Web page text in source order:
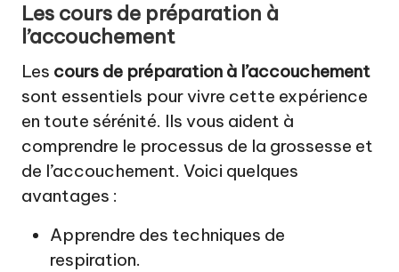
Les cours de préparation à
l’accouchement
Les cours de préparation à l’accouchement
sont essentiels pour vivre cette expérience
en toute sérénité. Ils vous aident à
comprendre le processus de la grossesse et
de l’accouchement. Voici quelques
avantages :
Apprendre des techniques de
respiration.